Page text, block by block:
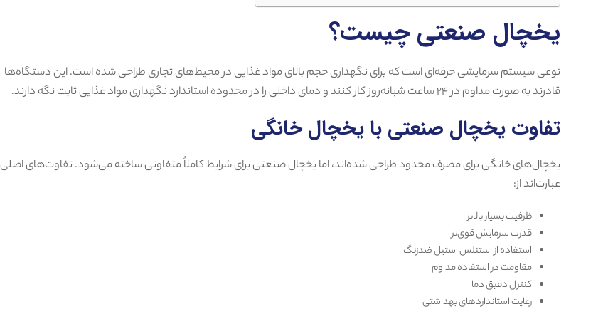
یخچال صنعتی چیست؟
نوعی سیستم سرمایشی حرفه‌ای است که برای نگهداری حجم بالای مواد غذایی در محیط‌های تجاری طراحی شده است. این دستگاه‌ها
قادرند به صورت مداوم در ۲۴ ساعت شبانه‌روز کار کنند و دمای داخلی را در محدوده استاندارد نگهداری مواد غذایی ثابت نگه دارند.
تفاوت یخچال صنعتی با یخچال خانگی
یخچال‌های خانگی برای مصرف محدود طراحی شده‌اند، اما یخچال صنعتی برای شرایط کاملاً متفاوتی ساخته می‌شود. تفاوت‌های اصلی
عبارت‌اند از:
ظرفیت بسیار بالاتر
قدرت سرمایش قوی‌تر
استفاده از استنلس استیل ضدزنگ
مقاومت در استفاده مداوم
کنترل دقیق دما
رعایت استانداردهای بهداشتی